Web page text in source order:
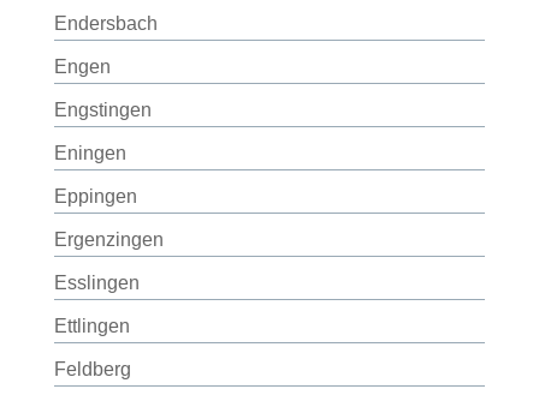
Endersbach
Engen
Engstingen
Eningen
Eppingen
Ergenzingen
Esslingen
Ettlingen
Feldberg